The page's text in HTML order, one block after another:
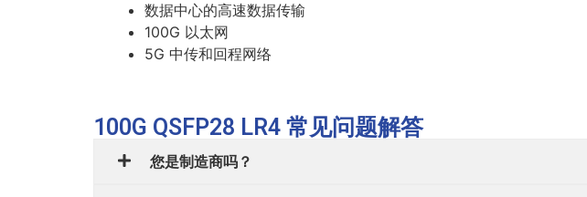
数据中心的高速数据传输
100G 以太网
5G 中传和回程网络
100G QSFP28 LR4 常见问题解答
您是制造商吗？